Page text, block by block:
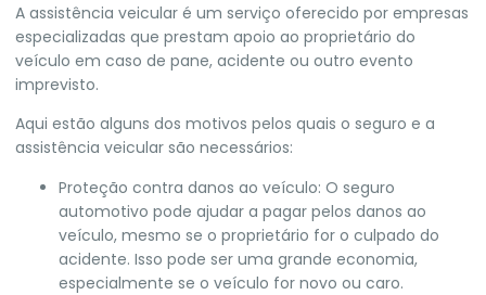
A assistência veicular é um serviço oferecido por empresas
especializadas que prestam apoio ao proprietário do
veículo em caso de pane, acidente ou outro evento
imprevisto.
Aqui estão alguns dos motivos pelos quais o seguro e a
assistência veicular são necessários:
Proteção contra danos ao veículo: O seguro
automotivo pode ajudar a pagar pelos danos ao
veículo, mesmo se o proprietário for o culpado do
acidente. Isso pode ser uma grande economia,
especialmente se o veículo for novo ou caro.